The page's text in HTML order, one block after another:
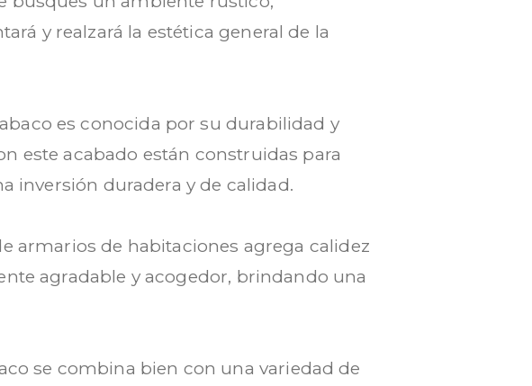
y realzará la estética general de la
es conocida por su durabilidad y
este acabado están construidas para
inversión duradera y de calidad.
armarios de habitaciones agrega calidez
agradable y acogedor, brindando una
se combina bien con una variedad de